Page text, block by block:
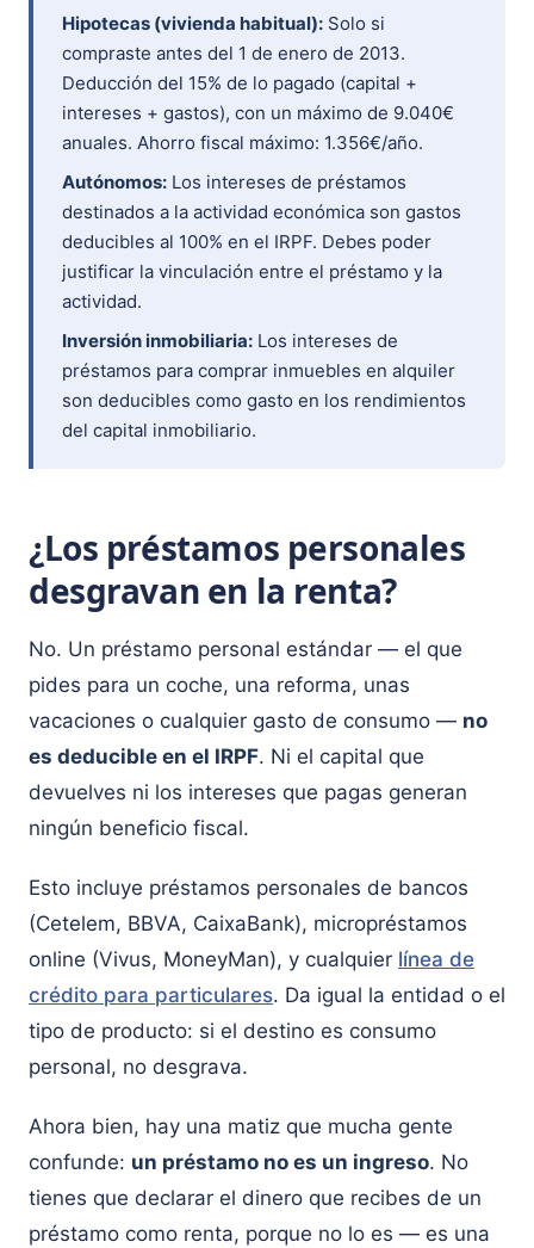
Hipotecas (vivienda habitual): Solo si
compraste antes del 1 de enero de 2013.
Deducción del 15% de lo pagado (capital +
intereses + gastos), con un máximo de 9.040€
anuales. Ahorro fiscal máximo: 1.356€/año.
Autónomos: Los intereses de préstamos
destinados a la actividad económica son gastos
deducibles al 100% en el IRPF. Debes poder
justificar la vinculación entre el préstamo y la
actividad.
Inversión inmobiliaria: Los intereses de
préstamos para comprar inmuebles en alquiler
son deducibles como gasto en los rendimientos
del capital inmobiliario.
¿Los préstamos personales
desgravan en la renta?
No. Un préstamo personal estándar — el que
pides para un coche, una reforma, unas
vacaciones o cualquier gasto de consumo — no
es deducible en el IRPF. Ni el capital que
devuelves ni los intereses que pagas generan
ningún beneficio fiscal.
Esto incluye préstamos personales de bancos
(Cetelem, BBVA, CaixaBank), micropréstamos
online (Vivus, MoneyMan), y cualquier línea de
crédito para particulares. Da igual la entidad o el
tipo de producto: si el destino es consumo
personal, no desgrava.
Ahora bien, hay una matiz que mucha gente
confunde: un préstamo no es un ingreso. No
tienes que declarar el dinero que recibes de un
préstamo como renta, porque no lo es — es una